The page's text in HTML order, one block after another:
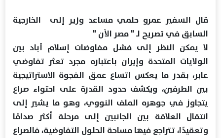
قال السفير عمرو حلمي مساعد وزير إلى الخارجية
السابق في تصريح لـ " مصر الآن "
لا يمكن النظر إلى فشل مفاوضات إسلام آباد بين
الولايات المتحدة وإيران باعتباره مجرد تعثر تفاوضي
عابر، بقدر ما يعكس اتساع عمق الفجوة الاستراتيجية
بين الطرفين، ويكشف حدود القدرة على احتواء صراع
يتجاوز في جوهره الملف النووي، وهو ما يشير إلى
انتقال العلاقة بين الجانبين إلى مرحلة أكثر صدامًا
وتعقيدًا، تتراجع فيها مساحة الحلول التفاوضية، فالصراع